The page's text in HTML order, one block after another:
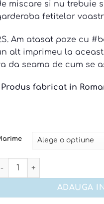
miscare si nu trebuie
fetitelor
Am atasat poze cu
alt imprimeu la
da seama de cum se
Produs fabricat in
Cantitate Camasa cu guler
ADAUGA